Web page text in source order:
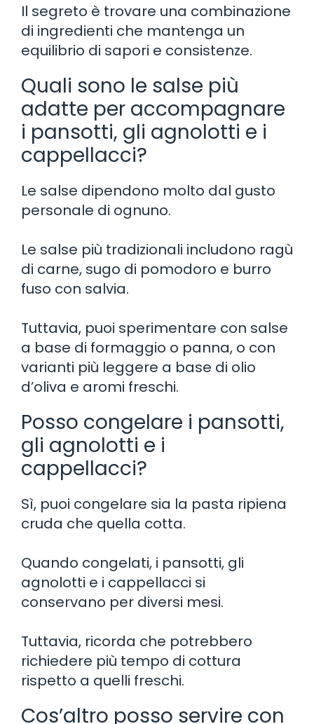
Il segreto è trovare una combinazione
di ingredienti che mantenga un
equilibrio di sapori e consistenze.
Quali sono le salse più
adatte per accompagnare
i pansotti, gli agnolotti e i
cappellacci?
Le salse dipendono molto dal gusto
personale di ognuno.
Le salse più tradizionali includono ragù
di carne, sugo di pomodoro e burro
fuso con salvia.
Tuttavia, puoi sperimentare con salse
a base di formaggio o panna, o con
varianti più leggere a base di olio
d’oliva e aromi freschi.
Posso congelare i pansotti,
gli agnolotti e i
cappellacci?
Sì, puoi congelare sia la pasta ripiena
cruda che quella cotta.
Quando congelati, i pansotti, gli
agnolotti e i cappellacci si
conservano per diversi mesi.
Tuttavia, ricorda che potrebbero
richiedere più tempo di cottura
rispetto a quelli freschi.
Cos’altro posso servire con